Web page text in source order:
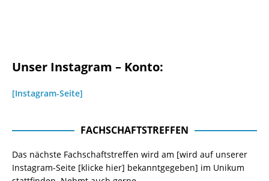
Unser Instagram – Konto:
[Instagram-Seite]
FACHSCHAFTSTREFFEN
Das nächste Fachschaftstreffen wird am [wird auf unserer
Instagram-Seite [klicke hier] bekanntgegeben] im Unikum